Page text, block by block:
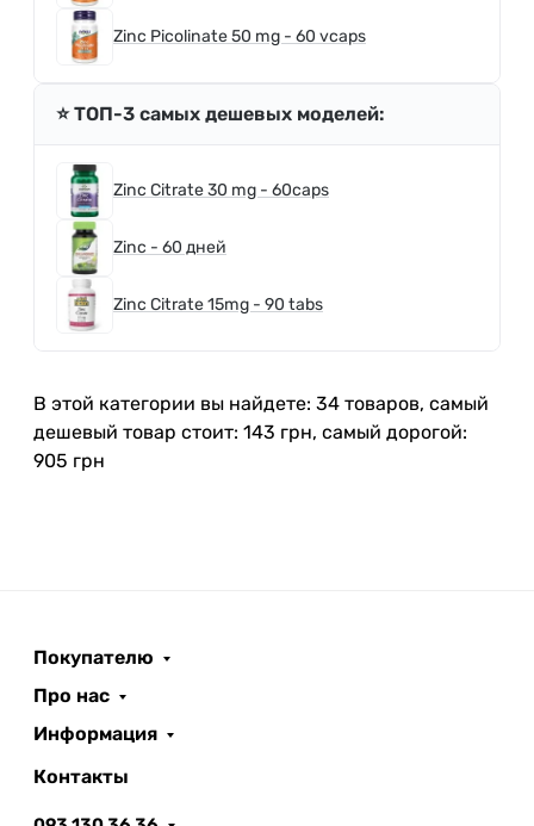
Zinc Picolinate 50 mg - 60 vcaps
⭐️ ТОП-3 самых дешевых моделей:
Zinc Citrate 30 mg - 60caps
Zinc - 60 дней
Zinc Citrate 15mg - 90 tabs
В этой категории вы найдете: 34 товаров, самый
дешевый товар стоит: 143 грн, самый дорогой:
905 грн
Покупателю
Про нас
Информация
Контакты